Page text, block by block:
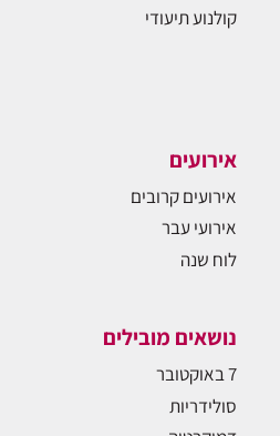
קולנוע תיעודי
אירועים
אירועים קרובים
אירועי עבר
לוח שנה
נושאים מובילים
7 באוקטובר
סולידריות